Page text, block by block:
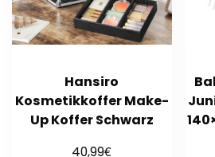
Hansiro
Kosmetikkoffer Make-
Up Koffer Schwarz
40,99€